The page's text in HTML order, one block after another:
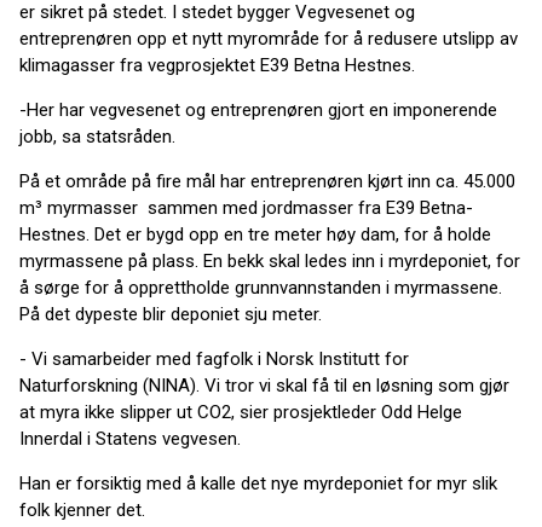
er sikret på stedet. I stedet bygger Vegvesenet og
entreprenøren opp et nytt myrområde for å redusere utslipp av
klimagasser fra vegprosjektet E39 Betna Hestnes.
-Her har vegvesenet og entreprenøren gjort en imponerende
jobb, sa statsråden.
På et område på fire mål har entreprenøren kjørt inn ca. 45.000
m³ myrmasser sammen med jordmasser fra E39 Betna-
Hestnes. Det er bygd opp en tre meter høy dam, for å holde
myrmassene på plass. En bekk skal ledes inn i myrdeponiet, for
å sørge for å opprettholde grunnvannstanden i myrmassene.
På det dypeste blir deponiet sju meter.
- Vi samarbeider med fagfolk i Norsk Institutt for
Naturforskning (NINA). Vi tror vi skal få til en løsning som gjør
at myra ikke slipper ut CO2, sier prosjektleder Odd Helge
Innerdal i Statens vegvesen.
Han er forsiktig med å kalle det nye myrdeponiet for myr slik
folk kjenner det.